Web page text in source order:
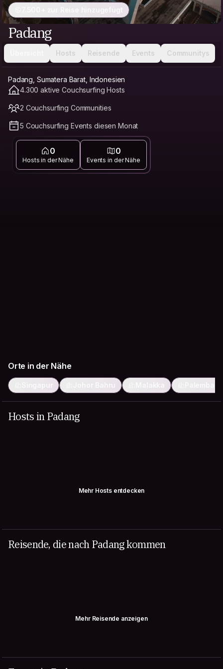
7.500+ zur Reise hinzugefügt
Padang
Hosts Reisende Events Communitys
Padang, Sumatera Barat, Indonesien
4.300 aktive Couchsurfing Hosts
2 Couchsurfing Communities
5 Couchsurfing Events diesen Monat
0
Hosts in der Nähe
0
Events in der Nähe
Orte in der Nähe
Singapur Johor Bahru Malakka
Hosts in Padang
Mehr Hosts entdecken
Reisende, die nach Padang kommen
Mehr Reisende anzeigen